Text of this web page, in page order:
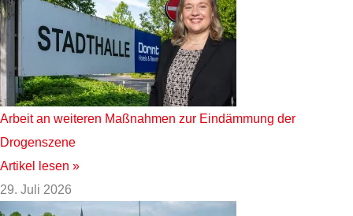
Arbeit an weiteren Maßnahmen zur Eindämmung der
Drogenszene
Artikel lesen »
29. Juli 2026